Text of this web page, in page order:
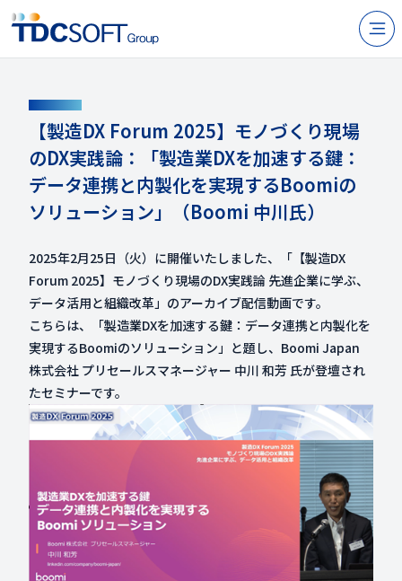
企業情報
採用
IR情報
サステナビリティ
お問い合わせ
検索キーワードを入力
閉じる
CONTACT
【製造DX Forum 2025】モノづくり現場
のDX実践論：「製造業DXを加速する鍵：
データ連携と内製化を実現するBoomiの
ソリューション」（Boomi 中川氏）
2025年2月25日（火）に開催いたしました、「【製造DX
Forum 2025】モノづくり現場のDX実践論 先進企業に学ぶ、
データ活用と組織改革」のアーカイブ配信動画です。
こちらは、「製造業DXを加速する鍵：データ連携と内製化を
実現するBoomiのソリューション」と題し、Boomi Japan
株式会社 プリセールスマネージャー 中川 和芳 氏が登壇され
たセミナーです。